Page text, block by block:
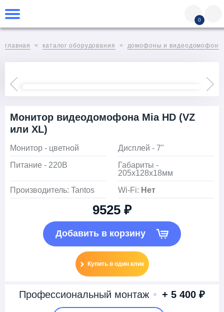
0
главная каталог оборудования домофоны и видеодомофоны
Монитор видеодомофона Mia HD (VZ
или XL)
Монитор - цветной
Дисплей - 7"
Питание - 220В
Габариты -
205х128х18мм
Производитель: Tantos
Wi-Fi: Нет
9525 ₽
Добавить в корзину
Купить в один клик
Профессиональный монтаж + 5 400 ₽